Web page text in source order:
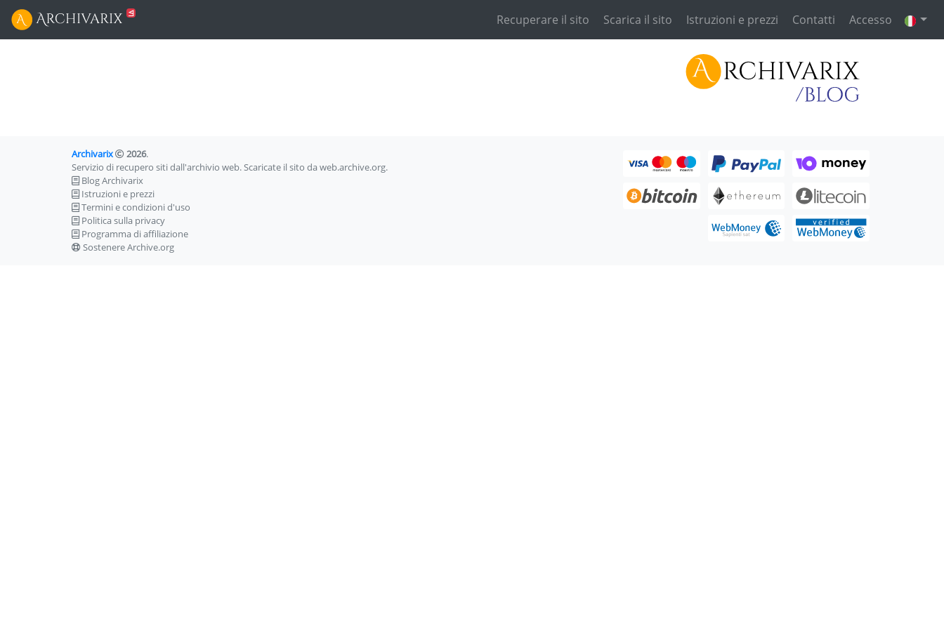
Recuperare il sito Scarica il sito Istruzioni e prezzi Contatti Accesso
Archivarix 2026.
Servizio di recupero siti dall'archivio web. Scaricate il sito da web.archive.org.
Blog Archivarix
Istruzioni e prezzi
Termini e condizioni d'uso
Politica sulla privacy
Programma di affiliazione
Sostenere Archive.org